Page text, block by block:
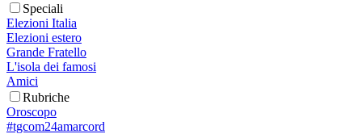
Speciali
Elezioni Italia
Elezioni estero
Grande Fratello
L'isola dei famosi
Amici
Rubriche
Oroscopo
#tgcom24amarcord